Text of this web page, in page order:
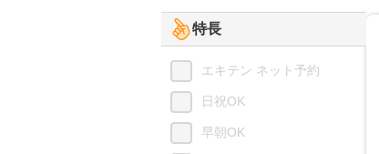
特長
エキテン ネット予約
日祝OK
早朝OK